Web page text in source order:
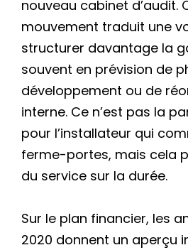
nouveau cabinet d’audit.
mouvement traduit une
structurer davantage la
souvent en prévision de
développement ou de
interne. Ce n’est pas la
pour l’installateur qui
ferme-portes, mais cela
du service sur la durée.
Sur le plan financier, les
2020 donnent un aperçu